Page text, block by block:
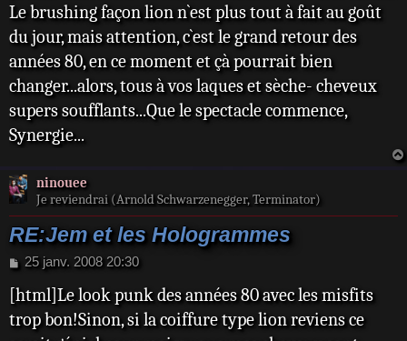
a
g
Le brushing façon lion n`est plus tout à fait au goût
du jour, mais attention, c`est le grand retour des
années 80, en ce moment et çà pourrait bien
changer...alors, tous à vos laques et sèche- cheveux
supers soufflants...Que le spectacle commence,
Synergie...
ninouee
Je reviendrai (Arnold Schwarzenegger, Terminator)
RE:Jem et les Hologrammes
M
s
a
25 janv. 2008 20:30
[html]Le look punk des années 80 avec les misfits
trop bon!Sinon, si la coiffure type lion reviens ce